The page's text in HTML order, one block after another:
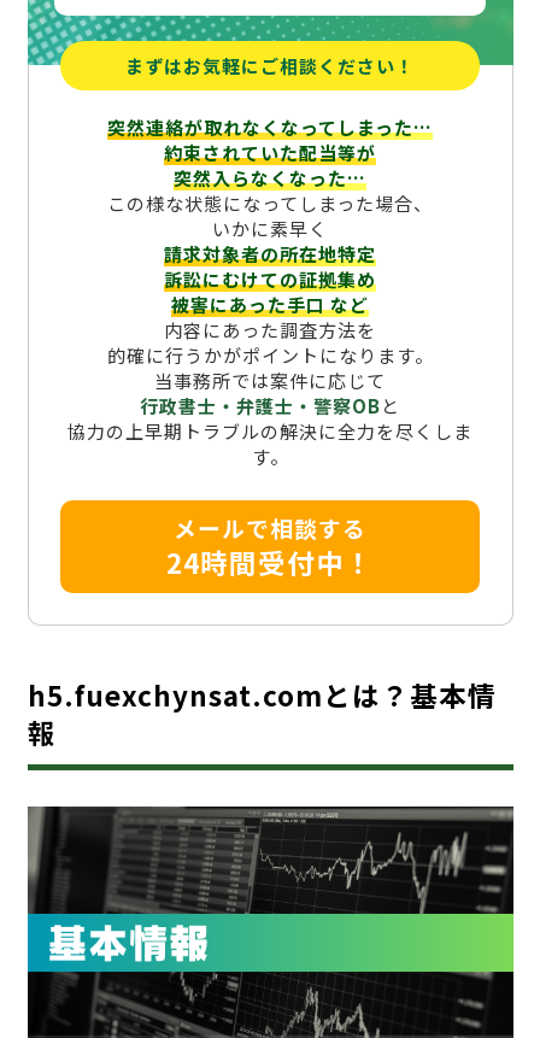
まずはお気軽にご相談ください！
突然連絡が取れなくなってしまった…
約束されていた配当等が
突然入らなくなった…
この様な状態になってしまった場合、
いかに素早く
請求対象者の所在地特定
訴訟にむけての証拠集め
被害にあった手口など
内容にあった調査方法を
的確に行うかがポイントになります。
当事務所では案件に応じて
行政書士・弁護士・警察OBと
協力の上早期トラブルの解決に全力を尽くしま
す。
メールで相談する
24時間受付中！
h5.fuexchynsat.comとは？基本情
報